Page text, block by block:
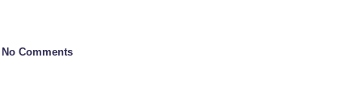
No Comments